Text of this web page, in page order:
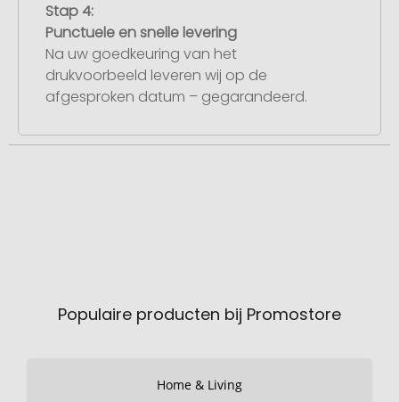
Stap 4:
Punctuele en snelle levering
Na uw goedkeuring van het
drukvoorbeeld leveren wij op de
afgesproken datum – gegarandeerd.
Populaire producten bij Promostore
Home & Living